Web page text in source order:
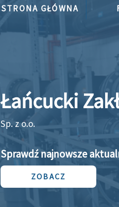
STRONA GŁÓWNA
Łańcucki
Sp. z o.o.
Sprawdź najnowsze
ZOBACZ